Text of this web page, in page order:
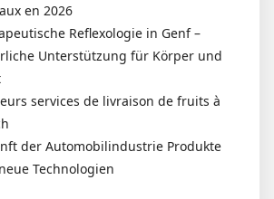
en 2026
Reflexologie in Genf –
Unterstützung für Körper und
services de livraison de fruits à
der Automobilindustrie Produkte
Technologien